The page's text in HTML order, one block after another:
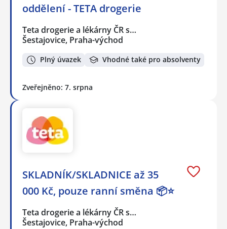
oddělení - TETA drogerie
Teta drogerie a lékárny ČR s…
Šestajovice, Praha-východ
Plný úvazek Vhodné také pro absolventy
Zveřejněno: 7. srpna
SKLADNÍK/SKLADNICE až 35
000 Kč, pouze ranní směna 📦⭐
Teta drogerie a lékárny ČR s…
Šestajovice, Praha-východ